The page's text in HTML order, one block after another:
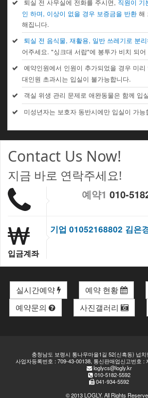
퇴실 전 사무실에 전화를 주시면, 직원이 기
인 하며, 이상이 없을 경우 보증금을 반환해
해집니다.
퇴실 전 음식물, 재활용, 일반 쓰레기로 분
어주세요. "싱크대 서랍"에 봉투가 비치 되어
예약인원에서 인원이 추가되었을 경우 미리
대인원 초과시는 입실이 불가능합니다.
객실 위생 관리 문제로 애완동물은 함께 입
미성년자는 보호자 동반시에만 입실이 가능
Contact Us Now!
지금 바로 연락주세요!
예약1 010-
입금계좌
기업 01052168802 김은
실시간예약 예약 현황
예약문의
사진갤러리
충청남도 보령시 통나무마을1길 52(신흑동) 넙
사업자등록번호 : 709-43-00138, 통신판매업신고번호 :
loglycs@logly.kr
010-5182-5592
041-934-5592
© 2013 LOGLY. All Rights